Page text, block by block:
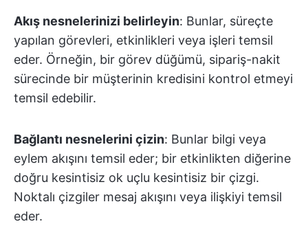
Akış nesnelerinizi belirleyin: Bunlar, süreçte
yapılan görevleri, etkinlikleri veya işleri temsil
eder. Örneğin, bir görev düğümü, sipariş-nakit
sürecinde bir müşterinin kredisini kontrol etmeyi
temsil edebilir.
Bağlantı nesnelerini çizin: Bunlar bilgi veya
eylem akışını temsil eder; bir etkinlikten diğerine
doğru kesintisiz ok uçlu kesintisiz bir çizgi.
Noktalı çizgiler mesaj akışını veya ilişkiyi temsil
eder.